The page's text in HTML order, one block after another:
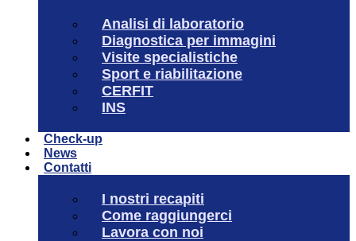
Analisi di laboratorio
Diagnostica per immagini
Visite specialistiche
Sport e riabilitazione
CERFIT
INS
Check-up
News
Contatti
I nostri recapiti
Come raggiungerci
Lavora con noi